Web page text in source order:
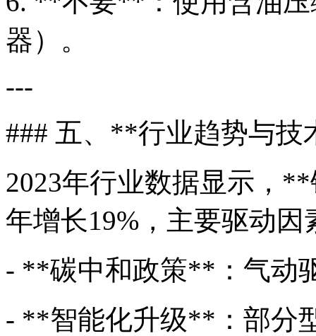
器）。
---
### 五、**行业趋势与技
2023年行业数据显示，
年增长19%，主要驱动因
- **碳中和政策**：气动
- **智能化升级**：部分